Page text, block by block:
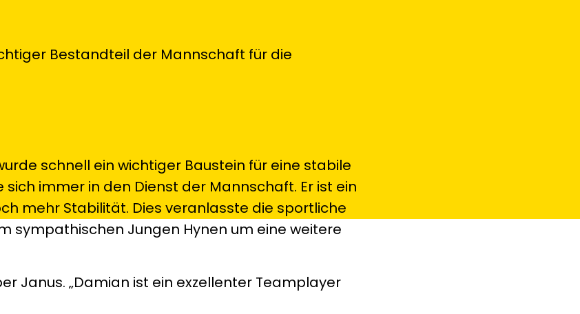
Bestandteil der Mannschaft für die
schnell ein wichtiger Baustein für eine stabile
immer in den Dienst der Mannschaft. Er ist ein
mehr Stabilität. Dies veranlasste die sportliche
sympathischen Jungen Hynen um eine weitere
Janus. „Damian ist ein exzellenter Teamplayer